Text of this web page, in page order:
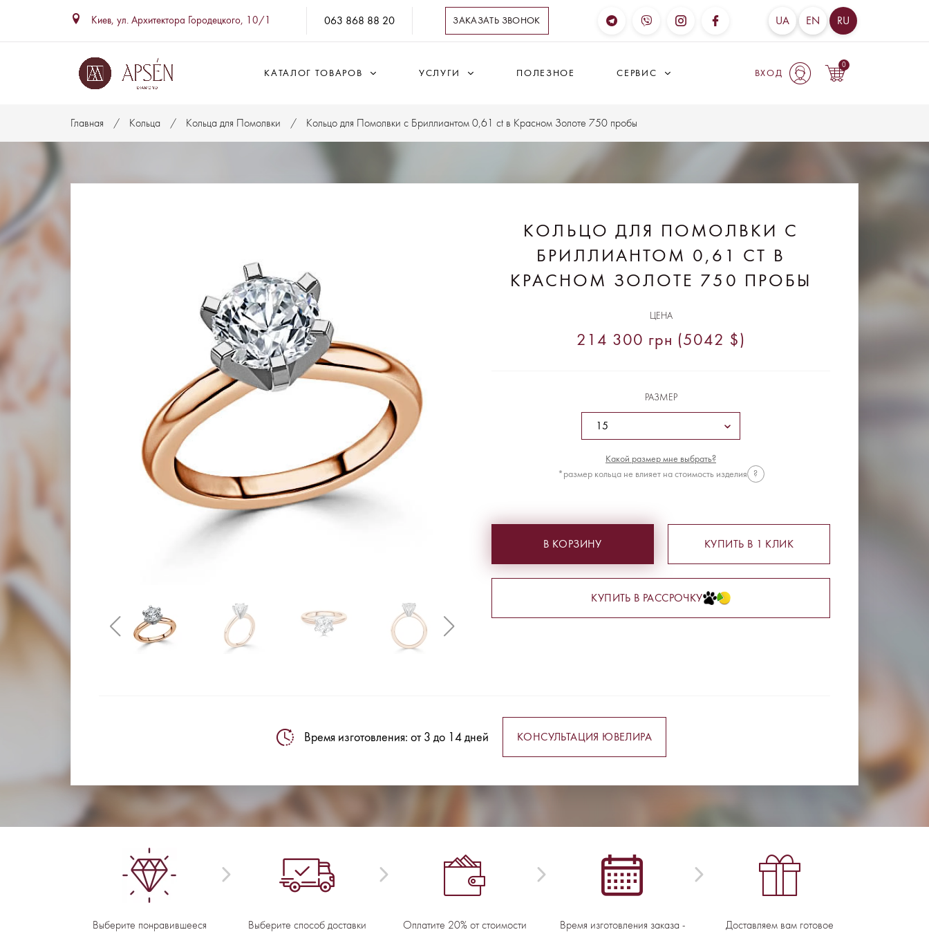
Киев, ул. Архитектора Городецкого, 10/1 063 868 88 20 ЗАКАЗАТЬ ЗВОНОК UA EN RU
КАТАЛОГ ТОВАРОВ УСЛУГИ ПОЛЕЗНОЕ СЕРВИС ВХОД
0
Главная Кольца Кольца для Помолвки Кольцо для Помолвки с Бриллиантом 0,61 ct в Красном Золоте 750 пробы
КОЛЬЦО ДЛЯ ПОМОЛВКИ С
БРИЛЛИАНТОМ 0,61 CT В
КРАСНОМ ЗОЛОТЕ 750 ПРОБЫ
ЦЕНА
214 300 грн (5042 $)
РАЗМЕР
Какой размер мне выбрать?
*размер кольца не влияет на стоимость изделия
?
В КОРЗИНУ
КУПИТЬ В РАССРОЧКУ
КУПИТЬ В 1 КЛИК
Время изготовления: от 3 до 14 дней КОНСУЛЬТАЦИЯ ЮВЕЛИРА
Выберите понравившееся
Выберите способ доставки
Оплатите 20% от стоимости
Время изготовления заказа -
Доставляем вам готовое